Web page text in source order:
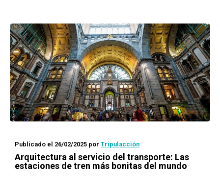
Publicado el 26/02/2025 por Tripulacción
Arquitectura al servicio del transporte: Las
estaciones de tren más bonitas del mundo